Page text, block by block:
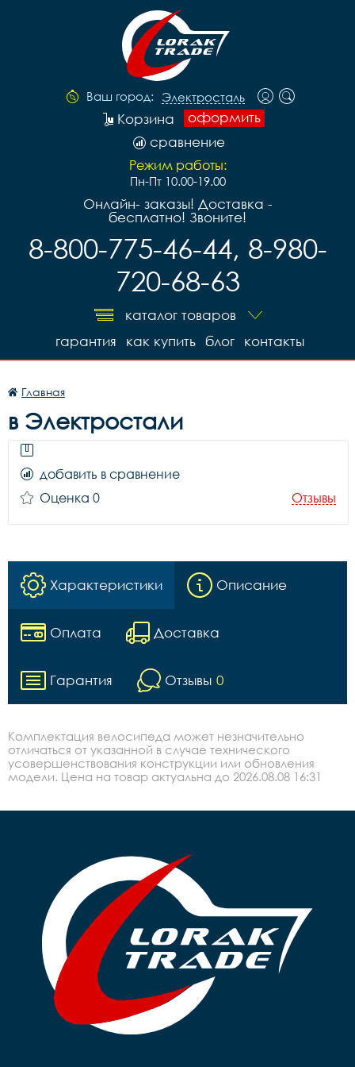
Ваш город: Электросталь
оформить
Корзина
сравнение
Режим работы:
Пн-Пт 10.00-19.00
Онлайн- заказы! Доставка -
бесплатно! Звоните!
8-800-775-46-44, 8-980-
720-68-63
каталог товаров
контакты
блог
как купить
гарантия
Главная
в Электростали
добавить в сравнение
Оценка 0
Отзывы
Характеристики Описание
Оплата Доставка
Гарантия Отзывы 0
Комплектация велосипеда может незначительно
отличаться от указанной в случае технического
усовершенствования конструкции или обновления
модели. Цена на товар актуальна до 2026.08.08 16:31